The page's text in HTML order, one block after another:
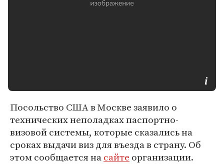
Посольство США в Москве заявило о
технических неполадках паспортно-
визовой системы, которые сказались на
сроках выдачи виз для въезда в страну. Об
этом сообщается насайте организации.